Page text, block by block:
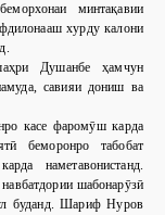
минтақавии
хурду калони
Душанбе ҳамчун
савияи дониш ва
касе фаромӯш карда
беморонро табобат
наметавонистанд.
шабонарӯзӣ
буданд. Шариф Нуров